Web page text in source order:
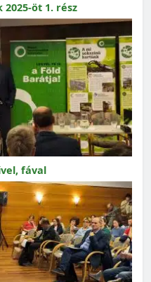
öt 1. rész
fával